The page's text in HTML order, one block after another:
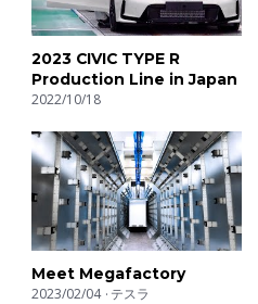
2023 CIVIC TYPE R
Production Line in Japan
2022/10/18
Meet Megafactory
2023/02/04 テスラ